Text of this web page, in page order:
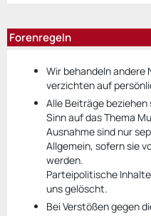
Forenregeln
Wir behandeln andere
verzichten auf
Alle Beiträge
Sinn auf das Thema
Ausnahme sind nur
Allgemein, sofern sie
werden.
Parteipolitische
uns gelöscht.
Bei Verstößen gegen